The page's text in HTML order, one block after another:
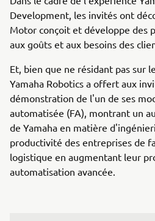
Development, les invités ont
Motor conçoit et développe des
aux goûts et aux besoins des
Et, bien que ne résidant pas sur
Yamaha Robotics a offert aux
démonstration de l'un de ses
automatisée (FA), montrant un
de Yamaha en matière
productivité des entreprises de
logistique en augmentant leur
automatisation avancée.